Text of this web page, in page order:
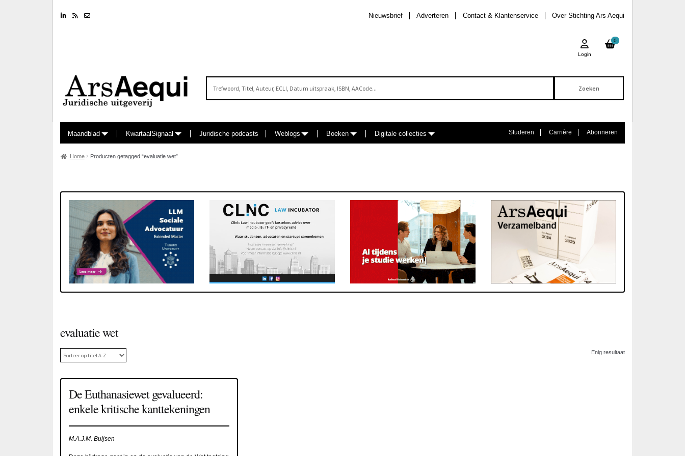
LinkedinRSS feed Over Stichting Ars Aequi
Contact & Klantenservice
Adverteren
Nieuwsbrief
0
Login
Maandblad KwartaalSignaal Juridische podcasts Weblogs Boeken Digitale collecties Studeren Carrière Abonneren
Home Producten getagged “evaluatie wet”
evaluatie wet
Enig resultaat
De Euthanasiewet gevalueerd:
enkele kritische kanttekeningen
M.A.J.M. Buijsen